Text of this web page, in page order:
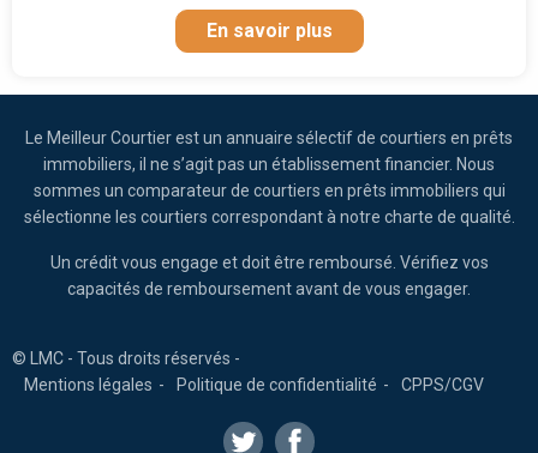
En savoir plus
Le Meilleur Courtier est un annuaire sélectif de courtiers en prêts
immobiliers, il ne s’agit pas un établissement financier. Nous
sommes un comparateur de courtiers en prêts immobiliers qui
sélectionne les courtiers correspondant à notre charte de qualité.
Un crédit vous engage et doit être remboursé. Vérifiez vos
capacités de remboursement avant de vous engager.
© LMC - Tous droits réservés -
Mentions légales
Politique de confidentialité CPPS/CGV